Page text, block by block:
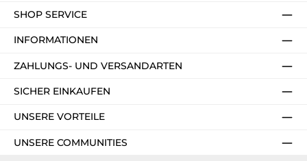
SHOP SERVICE
INFORMATIONEN
ZAHLUNGS- UND VERSANDARTEN
SICHER EINKAUFEN
UNSERE VORTEILE
UNSERE COMMUNITIES